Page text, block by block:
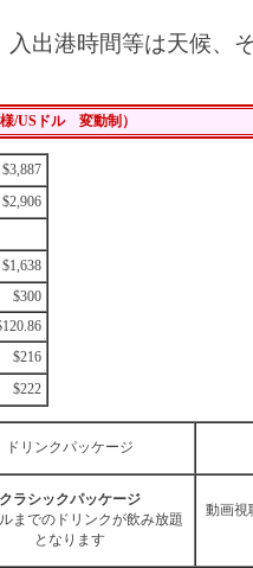
出港時間等は天候、
/USドル 変動制）
$3,887
$2,906
$1,638
$300
$216
$222
ドリンクパッケージ
クラシックパッケージ
までのドリンクが飲み放題
となります
動画視